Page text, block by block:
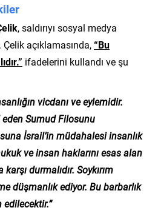
, saldırıyı sosyal medya
açıklamasında,“Bu
ifadelerini kullandı ve şu
vicdanı ve eylemidir.
Sumud Filosunu
İsrail’in müdahalesi insanlık
ve insan haklarını esas alan
durmalıdır. Soykırım
düşmanlık ediyor. Bu barbarlık